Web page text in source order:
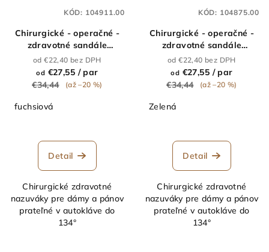
Chirurgické - operačné -
zdravotné sandále
"kroksy" MAX FUCHSIA
od €22,40 bez DPH
od €27,55 / par
€34,44
(až –20 %)
fuchsiová
Detail
Chirurgické zdravotné
nazuváky pre dámy a pánov
prateľné v autokláve do
134°
KÓD: 104911.00
Chirurgické - operačné -
zdravotné sandále
"kroksy" MAX GREEN
od €22,40 bez DPH
od €27,55 / par
€34,44
(až –20 %)
Zelená
Detail
Chirurgické zdravotné
nazuváky pre dámy a pánov
prateľné v autokláve do
134°
KÓD: 104875.00